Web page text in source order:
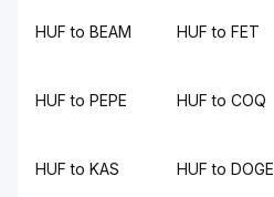
HUF to BEAM HUF to FET
HUF to PEPE HUF to COQ
HUF to KAS HUF to DOGE